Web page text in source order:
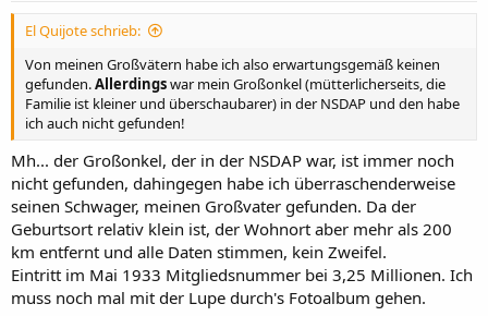
:
El Quijote schrieb:
Von meinen Großvätern habe ich also erwartungsgemäß keinen
gefunden.Allerdingswar mein Großonkel (mütterlicherseits, die
Familie ist kleiner und überschaubarer) in der NSDAP und den habe
ich auch nicht gefunden!
Mh... der Großonkel, der in der NSDAP war, ist immer noch
nicht gefunden, dahingegen habe ich überraschenderweise
seinen Schwager, meinen Großvater gefunden. Da der
Geburtsort relativ klein ist, der Wohnort aber mehr als 200
km entfernt und alle Daten stimmen, kein Zweifel.
Eintritt im Mai 1933 Mitgliedsnummer bei 3,25 Millionen. Ich
muss noch mal mit der Lupe durch's Fotoalbum gehen.